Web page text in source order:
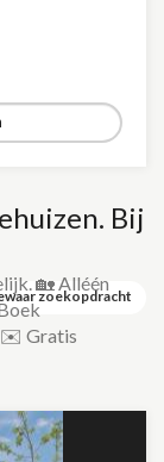
zoekopdracht
Bij
🏡 Alléén
✉️ Gratis